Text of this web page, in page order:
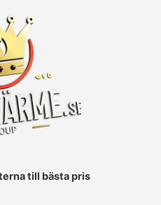
till bästa pris